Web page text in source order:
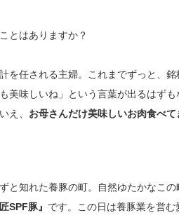
とはありますか？
を任される主婦。これまでずっと、銘
美味しいね」という言葉が出るはず
え、 お母さんだけ美味しいお肉食べ
と知れた養豚の町。自然ゆたかなこ
SPF豚』 です。この日は養豚業を営